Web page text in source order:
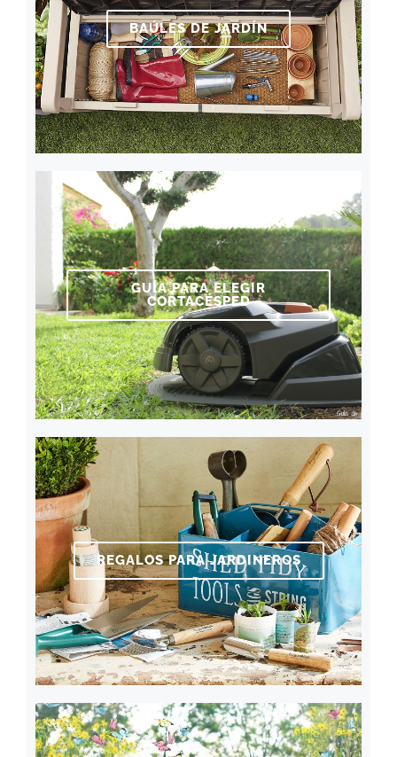
BAÚLES DE JARDÍN
GUÍA PARA ELEGIR
CORTACÉSPED
REGALOS PARA JARDINEROS